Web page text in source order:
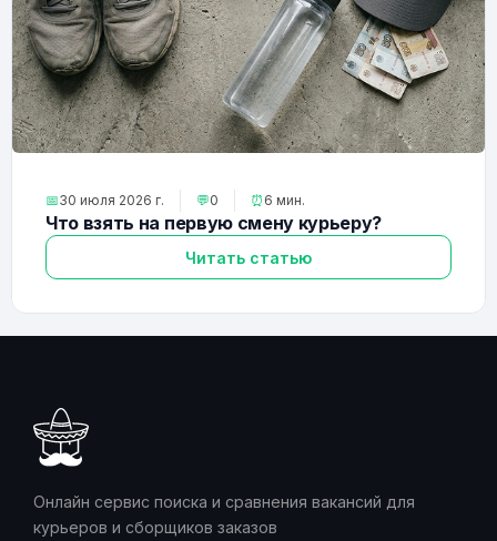
📅30 июля 2026 г. 💬0 ⏰ 6 мин.
Что взять на первую смену курьеру?
Читать статью
Онлайн сервис поиска и сравнения вакансий для
курьеров и сборщиков заказов